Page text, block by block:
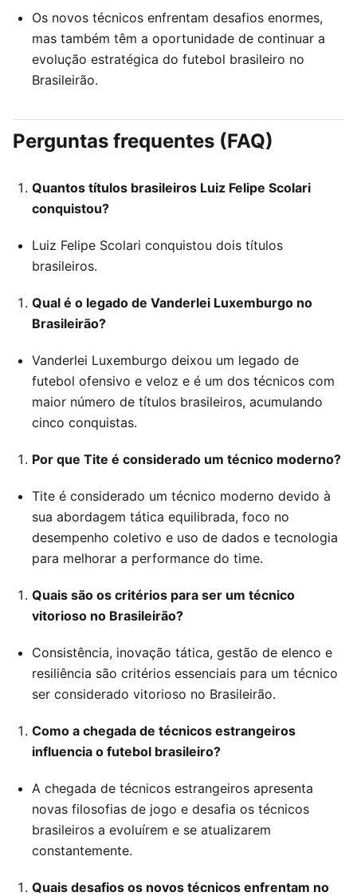
Os novos técnicos enfrentam desafios enormes,
mas também têm a oportunidade de continuar a
evolução estratégica do futebol brasileiro no
Brasileirão.
Perguntas frequentes (FAQ)
Quantos títulos brasileiros Luiz Felipe Scolari
conquistou?
Luiz Felipe Scolari conquistou dois títulos
brasileiros.
Qual é o legado de Vanderlei Luxemburgo no
Brasileirão?
Vanderlei Luxemburgo deixou um legado de
futebol ofensivo e veloz e é um dos técnicos com
maior número de títulos brasileiros, acumulando
cinco conquistas.
Por que Tite é considerado um técnico moderno?
Tite é considerado um técnico moderno devido à
sua abordagem tática equilibrada, foco no
desempenho coletivo e uso de dados e tecnologia
para melhorar a performance do time.
Quais são os critérios para ser um técnico
vitorioso no Brasileirão?
Consistência, inovação tática, gestão de elenco e
resiliência são critérios essenciais para um técnico
ser considerado vitorioso no Brasileirão.
Como a chegada de técnicos estrangeiros
influencia o futebol brasileiro?
A chegada de técnicos estrangeiros apresenta
novas filosofias de jogo e desafia os técnicos
brasileiros a evoluírem e se atualizarem
constantemente.
Quais desafios os novos técnicos enfrentam no